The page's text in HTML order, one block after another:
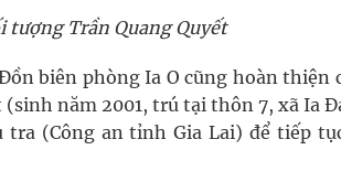
tượng Trần Quang Quyết
biên phòng Ia O cũng hoàn thiện
(sinh năm 2001, trú tại thôn 7, xã Ia
tra (Công an tỉnh Gia Lai) để tiếp